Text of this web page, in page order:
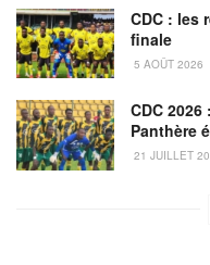
CDC : les
finale
5 AOÛT 2026
CDC
Panthère
21 JUILLET